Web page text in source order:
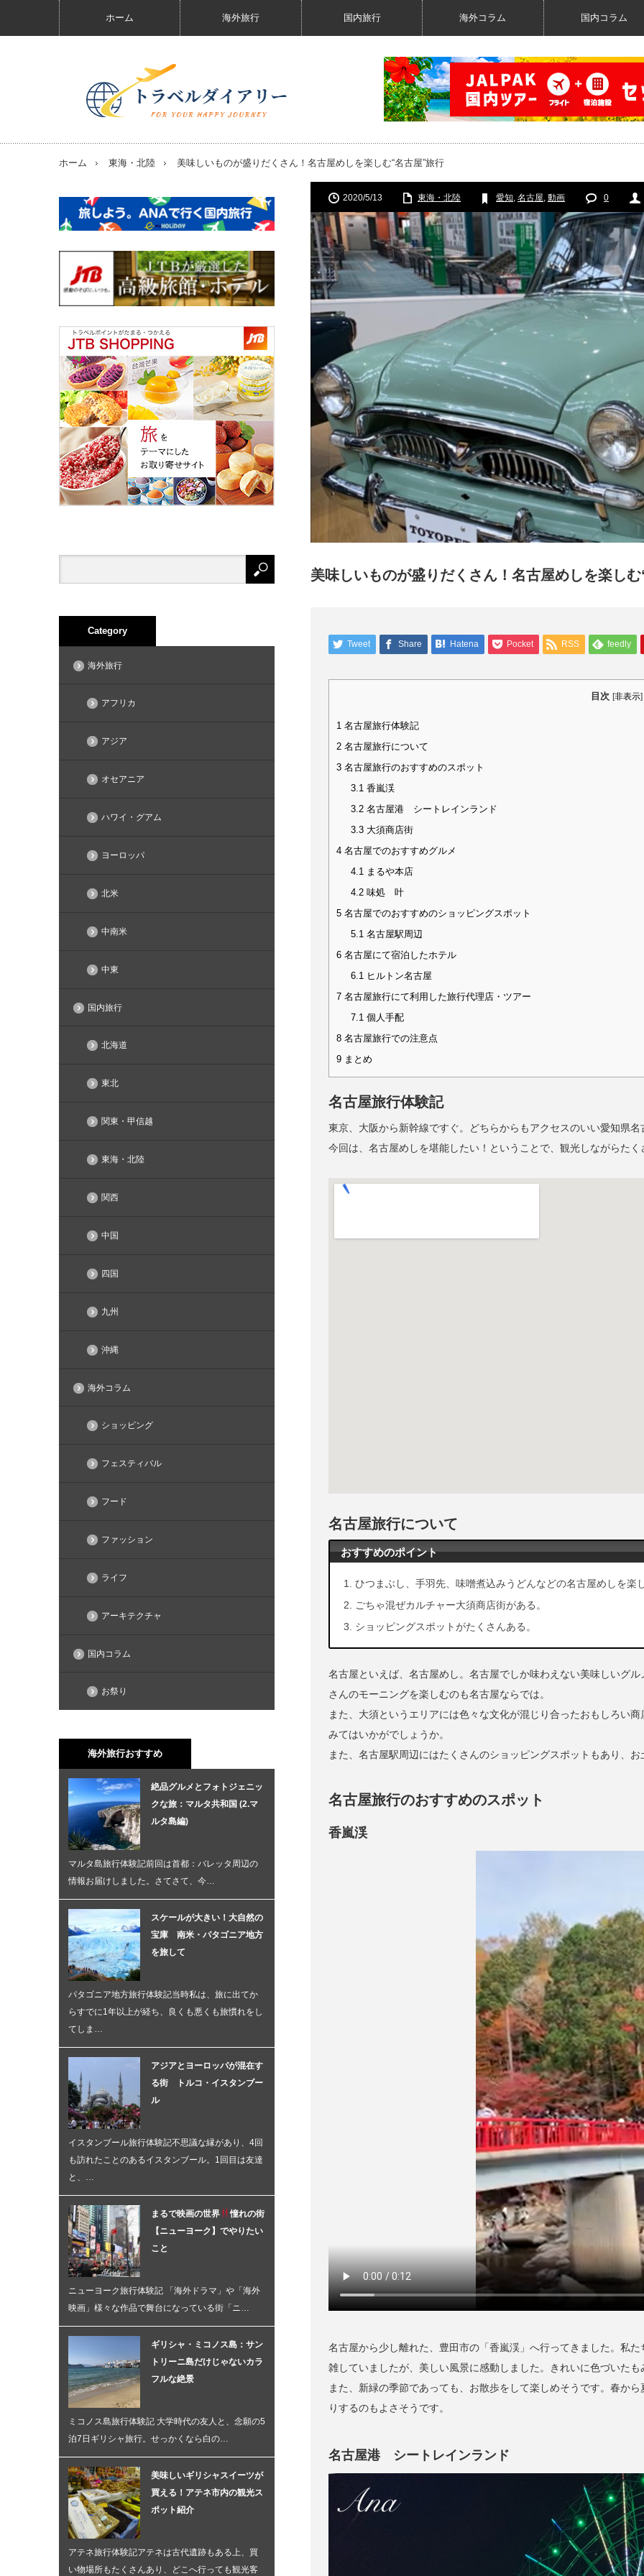
ホーム 海外旅行 国内旅行 海外コラム 国内コラム
ホーム 東海・北陸 美味しいものが盛りだくさん！名古屋めしを楽しむ“名古屋”旅行
2020/5/13 東海・北陸 愛知, 名古屋, 動画 0
美味しいものが盛りだくさん！名古屋めしを楽し
Tweet Share Hatena Pocket RSS feedly
目次 [非表示]
1 名古屋旅行体験記
2 名古屋旅行について
3 名古屋旅行のおすすめのスポット
3.1香嵐渓
3.2名古屋港 シートレインランド
3.3大須商店街
4 名古屋でのおすすめグルメ
4.1まるや本店
4.2味処 叶
5 名古屋でのおすすめのショッピングスポット
5.1名古屋駅周辺
6 名古屋にて宿泊したホテル
6.1ヒルトン名古屋
7 名古屋旅行にて利用した旅行代理店・ツアー
7.1個人手配
8 名古屋旅行での注意点
9 まとめ
名古屋旅行体験記
東京、大阪から新幹線ですぐ。どちらからもアクセスのいい愛知県名
今回は、名古屋めしを堪能したい！ということで、観光しながらた
名古屋旅行について
おすすめのポイント
ひつまぶし、手羽先、味噌煮込みうどんなどの名古屋めしを楽
ごちゃ混ぜカルチャー大須商店街がある。
ショッピングスポットがたくさんある。
名古屋といえば、名古屋めし。名古屋でしか味わえない美味しいグ
さんのモーニングを楽しむのも名古屋ならでは。
また、大須というエリアには色々な文化が混じり合ったおもしろい
みてはいかがでしょうか。
また、名古屋駅周辺にはたくさんのショッピングスポットもあり、
名古屋旅行のおすすめのスポット
香嵐渓
名古屋から少し離れた、豊田市の「香嵐渓」へ行ってきました。私
雑していましたが、美しい風景に感動しました。きれいに色づいた
また、新緑の季節であっても、お散歩をして楽しめそうです。春か
りするのもよさそうです。
名古屋港 シートレインランド
Category
海外旅行
アフリカ
アジア
オセアニア
ハワイ・グアム
ヨーロッパ
北米
中南米
中東
国内旅行
北海道
東北
関東・甲信越
東海・北陸
関西
中国
四国
九州
沖縄
海外コラム
ショッピング
フェスティバル
フード
ファッション
ライフ
アーキテクチャ
国内コラム
お祭り
海外旅行おすすめ
絶品グルメとフォトジェニッ
クな旅：マルタ共和国 (2.マ
ルタ島編)
マルタ島旅行体験記前回は首都：バレッタ周辺の
情報お届けしました。さてさて、今…
スケールが大きい！大自然の
宝庫 南米・パタゴニア地方
を旅して
パタゴニア地方旅行体験記当時私は、旅に出てか
らすでに1年以上が経ち、良くも悪くも旅慣れをし
てしま…
アジアとヨーロッパが混在す
る街 トルコ・イスタンブー
ル
イスタンブール旅行体験記不思議な縁があり、4回
も訪れたことのあるイスタンブール。1回目は友達
と、…
まるで映画の世界
憧れの街
【ニューヨーク】でやりたい
こと
ニューヨーク旅行体験記 「海外ドラマ」や「海外
映画」様々な作品で舞台になっている街「ニ…
ギリシャ・ミコノス島：サン
トリーニ島だけじゃないカラ
フルな絶景
ミコノス島旅行体験記 大学時代の友人と、念願の5
泊7日ギリシャ旅行。せっかくなら白の…
美味しいギリシャスイーツが
買える！アテネ市内の観光ス
ポット紹介
アテネ旅行体験記アテネは古代遺跡もある上、買
い物場所もたくさんあり、どこへ行っても観光客